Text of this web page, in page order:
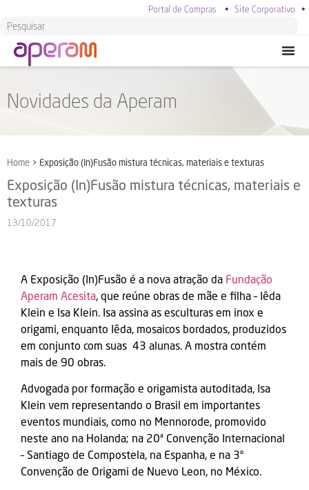
Portal de Compras • Site Corporativo •
Novidades da Aperam
Home > Exposição (In)Fusão mistura técnicas, materiais e texturas
Exposição (In)Fusão mistura técnicas, materiais e
texturas
13/10/2017
A Exposição (In)Fusão é a nova atração da Fundação
Aperam Acesita, que reúne obras de mãe e filha – Iêda
Klein e Isa Klein. Isa assina as esculturas em inox e
origami, enquanto Iêda, mosaicos bordados, produzidos
em conjunto com suas 43 alunas. A mostra contém
mais de 90 obras.
Advogada por formação e origamista autoditada, Isa
Klein vem representando o Brasil em importantes
eventos mundiais, como no Mennorode, promovido
neste ano na Holanda; na 20ª Convenção Internacional
– Santiago de Compostela, na Espanha, e na 3º
Convenção de Origami de Nuevo Leon, no México.